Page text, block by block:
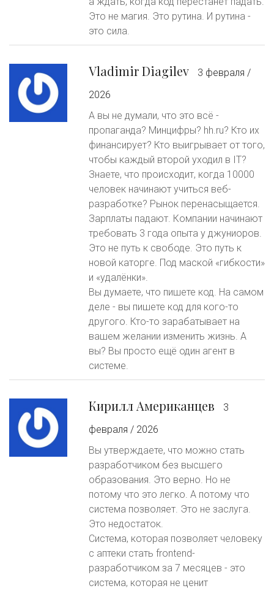
Это не магия. Это рутина. И рутина -
это сила.
Vladimir Diagilev
3 февраля /
2026
А вы не думали, что это всё -
пропаганда? Минцифры? hh.ru? Кто их
финансирует? Кто выигрывает от того,
чтобы каждый второй уходил в IT?
Знаете, что происходит, когда 10000
человек начинают учиться веб-
разработке? Рынок перенасыщается.
Зарплаты падают. Компании начинают
требовать 3 года опыта у джуниоров.
Это не путь к свободе. Это путь к
новой каторге. Под маской «гибкости»
и «удалёнки».
Вы думаете, что пишете код. На самом
деле - вы пишете код для кого-то
другого. Кто-то зарабатывает на
вашем желании изменить жизнь. А
вы? Вы просто ещё один агент в
системе.
Кирилл Американцев
3
февраля / 2026
Вы утверждаете, что можно стать
разработчиком без высшего
образования. Это верно. Но не
потому что это легко. А потому что
система позволяет. Это не заслуга.
Это недостаток.
Система, которая позволяет человеку
с аптеки стать frontend-
разработчиком за 7 месяцев - это
система, которая не ценит